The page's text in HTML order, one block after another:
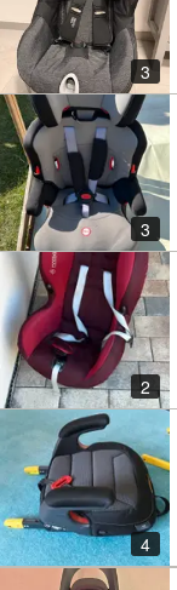
3
3
2
4